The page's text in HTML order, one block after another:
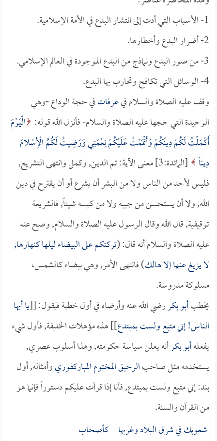
1- الأسباب التي أدت إلى انتشار البدع في الأمة الإسلامية.
2- أضرار البدع وأخطارها.
3- من صور البدع ونماذج من البدع الموجودة في العالم الإسلامي.
4- الوسائل التي تكافح وتحارب بها البدع.
وقف عليه الصلاة والسلام فيعرفاتفي حجة الوداع -وهي
الوحيدة التي حجها عليه الصلاة والسلام- فأنزل الله قوله: الْيَوْمَ
أَكْمَلْتُ لَكُمْ دِينَكُمْ وَأَتْمَمْتُ عَلَيْكُمْ نِعْمَتِي وَرَضِيتُ لَكُمُ الْأِسْلامَ
دِيناً
[المائدة:3] معنى الآية: تم الدين, وكمل وانتهى التشريع,
فليس لأحد من الناس ولا من البشر أن يشرع أو أن يقترح في دين
الله, ولا أن يستحسن من جيبه ولا من كيسه شيئاً, فالشريعة
توقيفية, قال الله وقال الرسول عليه الصلاة والسلام, وصح عنه
عليه الصلاة والسلام أنه قال: (تركتكم على البيضاء ليلها كنهارها,
لا يزيغ عنها إلا هالك) فانتهى الأمر, وهي بيضاء كالشمس،
مسلوكة مدروسة.
يخطبأبو بكررضي الله عنه وأرضاه في أول خطبة فيقول: [[يا أيها
الناس! إني متبع ولست بمبتدع]] هذه مؤهلات الخليفة, فأول شيء
يفعلهأبو بكرأنه يعلن سياسة حكومته, وهذا أسلوب عصري,
يستخدمه مثل صاحبالرحيق المختومالمباركفوريوأمثاله, أول
بند: إني متبع ولست بمبتدع, فأنا إذا قرأت عليكم دستوراً فإنما هو
من القرآن والسنة.
شعوبك في شرق البلاد وغربها كأصحاب